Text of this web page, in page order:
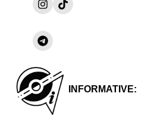
Instagram
TikTok
Condividi
su
INFORMATIVE: